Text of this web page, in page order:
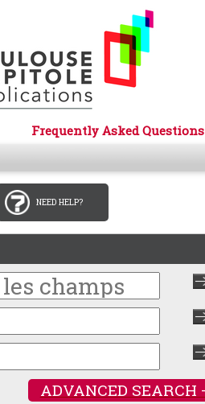
Frequently Asked Questions
NEED HELP?
ADVANCED SEARCH